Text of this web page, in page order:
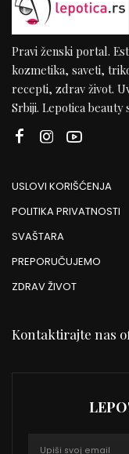
Pravi ženski portal.
kozmetika, saveti,
recepti, zdrav život.
Srbiji. Lepotica beauty
USLOVI KORIŠĆENJA
POLITIKA PRIVATNOSTI
SVAŠTARA
PREPORUČUJEMO
ZDRAV ŽIVOT
Kontaktirajte nas